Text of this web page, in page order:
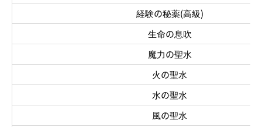
経験の秘薬(高級)
生命の息吹
魔力の聖水
火の聖水
水の聖水
風の聖水